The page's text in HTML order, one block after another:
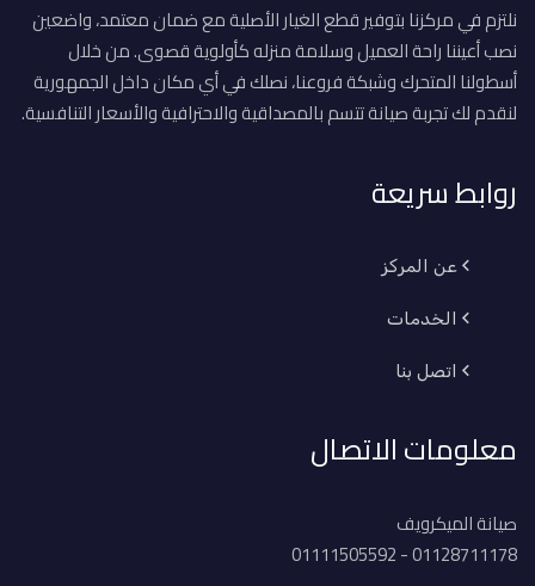
نلتزم في مركزنا بتوفير قطع الغيار الأصلية مع ضمان معتمد، واضعين
نصب أعيننا راحة العميل وسلامة منزله كأولوية قصوى. من خلال
أسطولنا المتحرك وشبكة فروعنا، نصلك في أي مكان داخل الجمهورية
لنقدم لك تجربة صيانة تتسم بالمصداقية والاحترافية والأسعار التنافسية.
روابط سريعة
عن المركز
الخدمات
اتصل بنا
معلومات الاتصال
صيانة الميكرويف
01128711178 - 01111505592